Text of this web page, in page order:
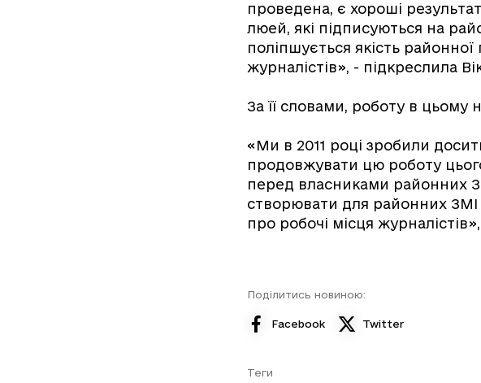
проведена, є хороші
люей, які підписуються на
поліпшується якість
журналістів», - підкреслила
За її словами, роботу в
«Ми в 2011 році зробили
продовжувати цю роботу
перед власниками районних
створювати для районних ЗМІ
про робочі місця
Поділитись новиною:
Facebook Twitter
Теги